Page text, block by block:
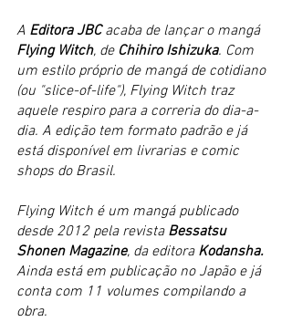
A Editora JBC acaba de lançar o mangá
Flying Witch, de Chihiro Ishizuka. Com
um estilo próprio de mangá de cotidiano
(ou "slice-of-life"), Flying Witch traz
aquele respiro para a correria do dia-a-
dia. A edição tem formato padrão e já
está disponível em livrarias e comic
shops do Brasil.
Flying Witch é um mangá publicado
desde 2012 pela revista Bessatsu
Shonen Magazine, da editora Kodansha.
Ainda está em publicação no Japão e já
conta com 11 volumes compilando a
obra.